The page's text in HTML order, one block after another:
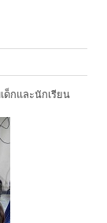
ด็กและนักเรียน